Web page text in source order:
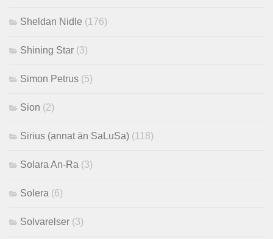
Sheldan Nidle (176)
Shining Star (3)
Simon Petrus (5)
Sion (2)
Sirius (annat än SaLuSa) (118)
Solara An-Ra (3)
Solera (6)
Solvarelser (3)